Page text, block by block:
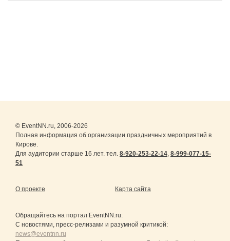
© EventNN.ru, 2006-2026
Полная информация об организации праздничных мероприятий в
Кирове.
Для аудитории старше 16 лет. тел. 8-920-253-22-14, 8-999-077-15-
51
О проекте Карта сайта
Обращайтесь на портал EventNN.ru:
С новостями, пресс-релизами и разумной критикой:
news@eventnn.ru